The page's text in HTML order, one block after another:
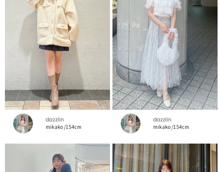
dazzlin
mikako /154cm
dazzlin
mikako /154cm